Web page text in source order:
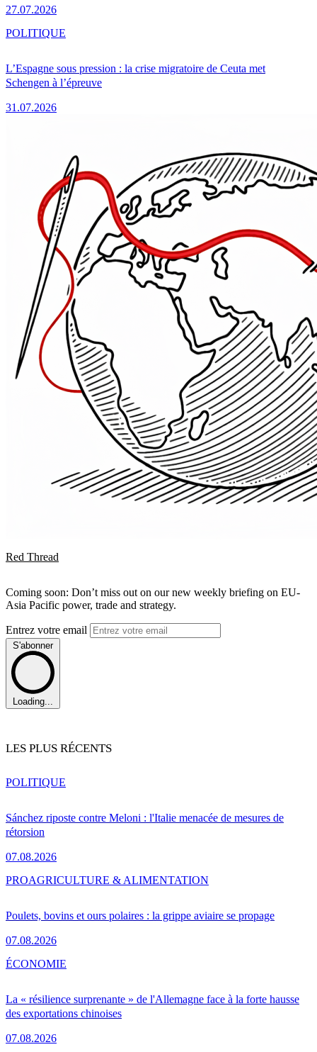
27.07.2026
L’Espagne sous pression : la crise migratoire de Ceuta met
Schengen à l’épreuve
31.07.2026
POLITIQUE
Red Thread
Coming soon: Don’t miss out on our new weekly briefing on EU-
Asia Pacific power, trade and strategy.
Entrez votre email
S'abonner
Loading...
LES PLUS RÉCENTS
Sánchez riposte contre Meloni : l'Italie menacée de mesures de
rétorsion
07.08.2026
POLITIQUE
Poulets, bovins et ours polaires : la grippe aviaire se propage
07.08.2026
PROAGRICULTURE & ALIMENTATION
La « résilience surprenante » de l'Allemagne face à la forte hausse
des exportations chinoises
07.08.2026
ÉCONOMIE